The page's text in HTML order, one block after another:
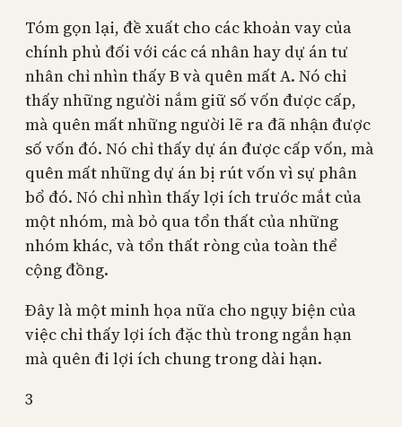
Tóm gọn lại, đề xuất cho các khoản vay của
chính phủ đối với các cá nhân hay dự án tư
nhân chỉ nhìn thấy B và quên mất A. Nó chỉ
thấy những người nắm giữ số vốn được cấp,
mà quên mất những người lẽ ra đã nhận được
số vốn đó. Nó chỉ thấy dự án được cấp vốn, mà
quên mất những dự án bị rút vốn vì sự phân
bổ đó. Nó chỉ nhìn thấy lợi ích trước mắt của
một nhóm, mà bỏ qua tổn thất của những
nhóm khác, và tổn thất ròng của toàn thể
cộng đồng.
Đây là một minh họa nữa cho ngụy biện của
việc chỉ thấy lợi ích đặc thù trong ngắn hạn
mà quên đi lợi ích chung trong dài hạn.
3